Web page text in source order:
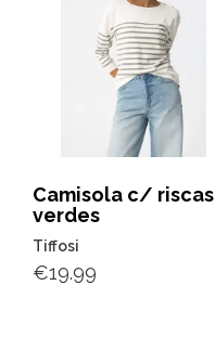
Camisola c/ riscas
verdes
Tiffosi
€19.99